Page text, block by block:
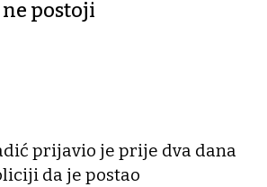
postoji
prijavio je prije dva dana
da je postao